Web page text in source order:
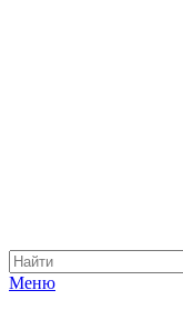
Меню